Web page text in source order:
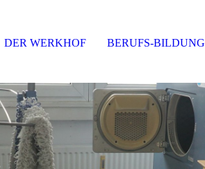
DER WERKHOF BERUFS-BILDUNG